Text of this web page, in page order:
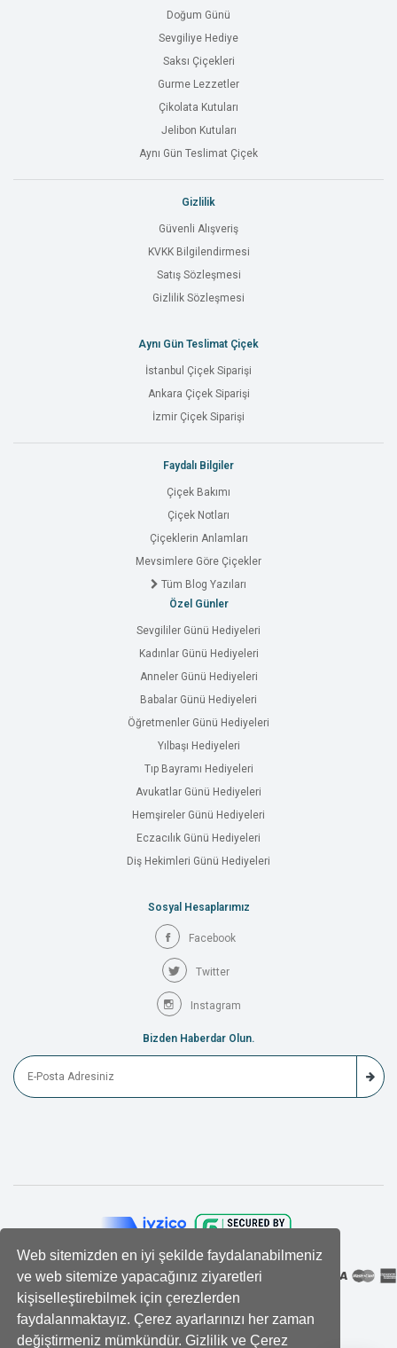
Web sitemizden en iyi şekilde faydalanabilmeniz
ve web sitemize yapacağınız ziyaretleri
kişiselleştirebilmek için çerezlerden
faydalanmaktayız. Çerez ayarlarınızı her zaman
değiştirmeniz mümkündür. Gizlilik ve Çerez
Doğum Günü
Sevgiliye Hediye
Saksı Çiçekleri
Gurme Lezzetler
Çikolata Kutuları
Jelibon Kutuları
Aynı Gün Teslimat Çiçek
Gizlilik
Güvenli Alışveriş
KVKK Bilgilendirmesi
Satış Sözleşmesi
Gizlilik Sözleşmesi
Aynı Gün Teslimat Çiçek
İstanbul Çiçek Siparişi
Ankara Çiçek Siparişi
İzmir Çiçek Siparişi
Faydalı Bilgiler
Çiçek Bakımı
Çiçek Notları
Çiçeklerin Anlamları
Mevsimlere Göre Çiçekler
Tüm Blog Yazıları
Özel Günler
Sevgililer Günü Hediyeleri
Kadınlar Günü Hediyeleri
Anneler Günü Hediyeleri
Babalar Günü Hediyeleri
Öğretmenler Günü Hediyeleri
Yılbaşı Hediyeleri
Tıp Bayramı Hediyeleri
Avukatlar Günü Hediyeleri
Hemşireler Günü Hediyeleri
Eczacılık Günü Hediyeleri
Diş Hekimleri Günü Hediyeleri
Sosyal Hesaplarımız
Facebook
Twitter
Instagram
Bizden Haberdar Olun.